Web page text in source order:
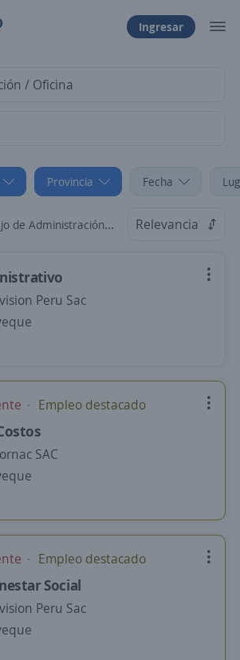
Ingresar
Provincia Fecha
/ Oficina en Olmos, Lambayeque Relevancia
Peru Sac
Empleo destacado
SAC
Empleo destacado
Social
Peru Sac